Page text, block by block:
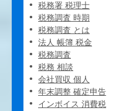
税務署 税理士
税務調査 時期
税務調査 とは
法人 帳簿 税金
税務調査
税務 相談
会社買収 個人
年末調整 確定申告
インボイス 消費税